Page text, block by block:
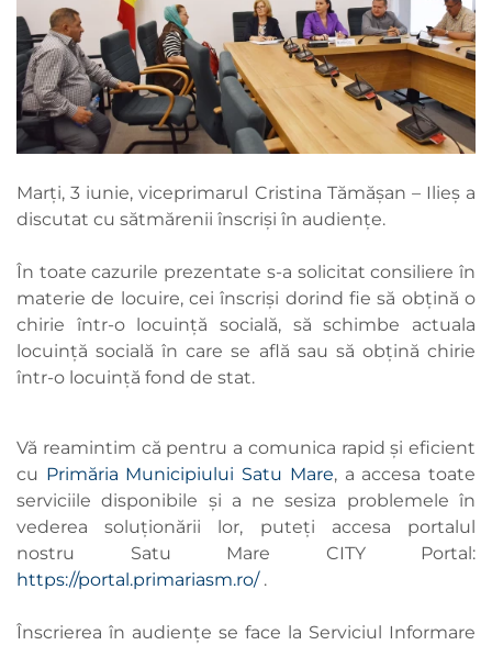
Marți, 3 iunie, viceprimarul Cristina Tămășan – Ilieș a
discutat cu sătmărenii înscriși în audiențe.
În toate cazurile prezentate s-a solicitat consiliere în
materie de locuire, cei înscriși dorind fie să obțină o
chirie într-o locuință socială, să schimbe actuala
locuință socială în care se află sau să obțină chirie
într-o locuință fond de stat.
Vă reamintim că pentru a comunica rapid și eficient
cu Primăria Municipiului Satu Mare, a accesa toate
serviciile disponibile și a ne sesiza problemele în
vederea soluționării lor, puteți accesa portalul
nostru Satu Mare CITY Portal:
https://portal.primariasm.ro/.
Înscrierea în audiențe se face la Serviciul Informare